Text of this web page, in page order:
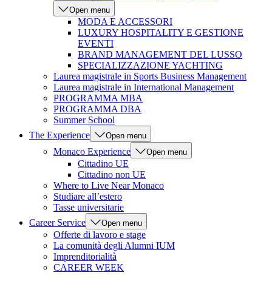
Open menu
MODA E ACCESSORI
LUXURY HOSPITALITY E GESTIONE
EVENTI
BRAND MANAGEMENT DEL LUSSO
SPECIALIZZAZIONE YACHTING
Laurea magistrale in Sports Business Management
Laurea magistrale in International Management
PROGRAMMA MBA
PROGRAMMA DBA
Summer School
The Experience
Open menu
Monaco Experience Open menu
Cittadino UE
Cittadino non UE
Where to Live Near Monaco
Studiare all’estero
Tasse universitarie
Career Service
Open menu
Offerte di lavoro e stage
La comunità degli Alumni IUM
Imprenditorialità
CAREER WEEK